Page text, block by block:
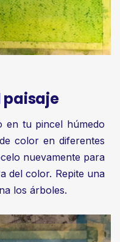
paisaje
en tu pincel húmedo
color en diferentes
nuevamente para
del color. Repite una
los árboles.